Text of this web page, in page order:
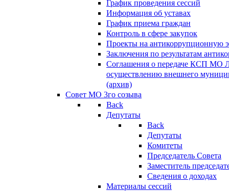
График проведения сессий
Информация об уставах
График приема граждан
Контроль в сфере закупок
Проекты на антикоррупционную
Заключения по результатам
Соглашения о передаче КСП МО
осуществлению внешнего
(архив)
Совет МО 3го созыва
Back
Депутаты
Back
Депутаты
Комитеты
Председатель Совета
Заместитель
Сведения о доходах
Материалы сессий